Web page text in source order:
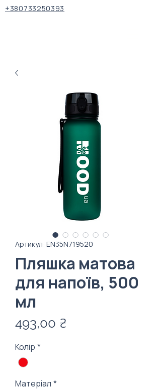
+380733250393
Артикул: EN35N719520
Пляшка матова
для напоїв, 500
мл
493,00 ₴
Колір *
Матеріал *